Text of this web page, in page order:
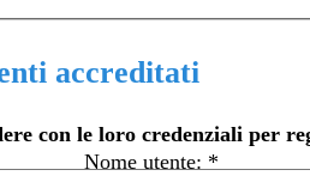
accreditati
con le loro credenziali per
Nome utente: *